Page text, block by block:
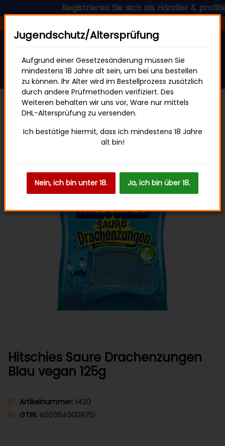
Registrieren Sie sich als Händler &
Sweets & Snacks
Hitschies Saure Drachenzungen
Blau vegan 125g
Artikelnummer: 1420
GTIN: 4003840008751
Jugendschutz/Altersprüfung
Aufgrund einer Gesetzesänderung müssen Sie
mindestens 18 Jahre alt sein, um bei uns bestellen
zu können. Ihr Alter wird im Bestellprozess zusätzlich
durch andere Prüfmethoden verifiziert. Des
Weiteren behalten wir uns vor, Ware nur mittels
DHL-Altersprüfung zu versenden.
Ich bestätige hiermit, dass ich mindestens 18 Jahre
alt bin!
Nein, ich bin unter 18. Ja, ich bin über 18.